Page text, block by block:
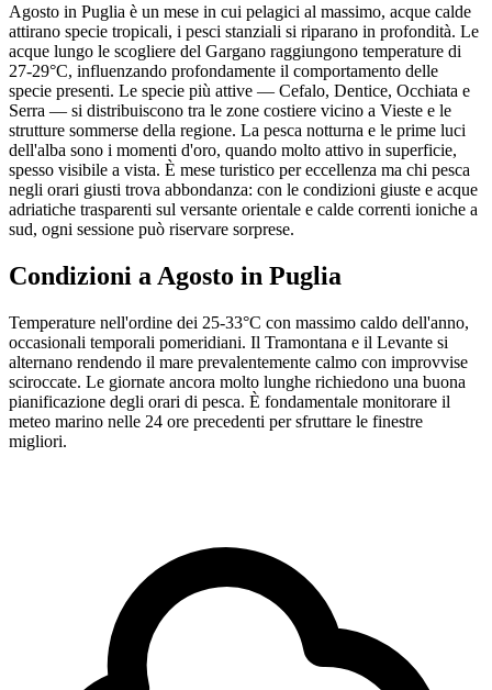
Agosto in Puglia è un mese in cui pelagici al massimo, acque calde
attirano specie tropicali, i pesci stanziali si riparano in profondità. Le
acque lungo le scogliere del Gargano raggiungono temperature di
27-29°C, influenzando profondamente il comportamento delle
specie presenti. Le specie più attive — Cefalo, Dentice, Occhiata e
Serra — si distribuiscono tra le zone costiere vicino a Vieste e le
strutture sommerse della regione. La pesca notturna e le prime luci
dell'alba sono i momenti d'oro, quando molto attivo in superficie,
spesso visibile a vista. È mese turistico per eccellenza ma chi pesca
negli orari giusti trova abbondanza: con le condizioni giuste e acque
adriatiche trasparenti sul versante orientale e calde correnti ioniche a
sud, ogni sessione può riservare sorprese.
Condizioni a Agosto in Puglia
Temperature nell'ordine dei 25-33°C con massimo caldo dell'anno,
occasionali temporali pomeridiani. Il Tramontana e il Levante si
alternano rendendo il mare prevalentemente calmo con improvvise
sciroccate. Le giornate ancora molto lunghe richiedono una buona
pianificazione degli orari di pesca. È fondamentale monitorare il
meteo marino nelle 24 ore precedenti per sfruttare le finestre
migliori.